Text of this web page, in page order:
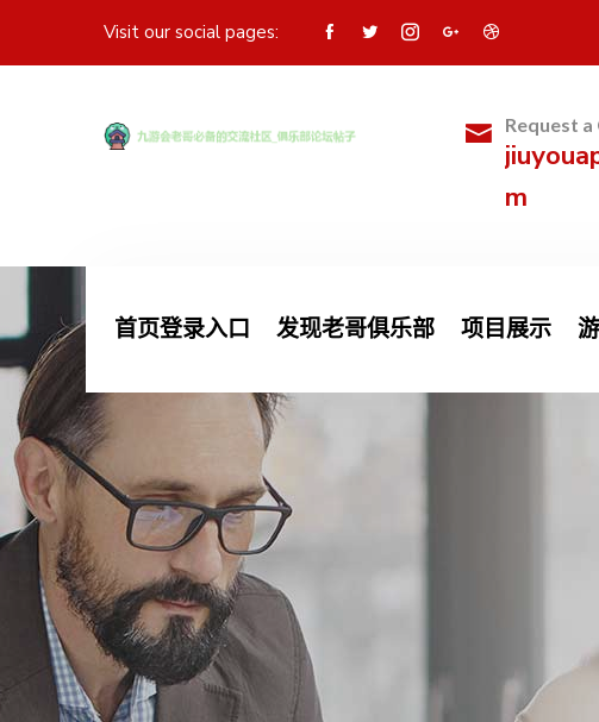
Visit our social pages:
Request a
m
首页登录入口 发现老哥俱乐部 项目展示